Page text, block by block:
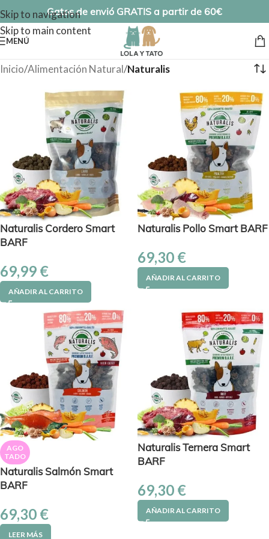
Skip to navigation
Skip to main content
Gatos de envió GRATIS a partir de 60€
MENÚ
Inicio/Alimentación Natural/Naturalis
Naturalis Cordero Smart
BARF
69,99 €
AÑADIR AL CARRITO
Naturalis Pollo Smart BARF
69,30 €
AÑADIR AL CARRITO
AGO
TADO
Naturalis Salmón Smart
BARF
69,30 €
LEER MÁS
Naturalis Ternera Smart
BARF
69,30 €
AÑADIR AL CARRITO